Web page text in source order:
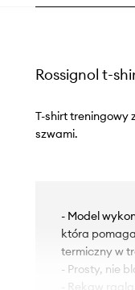
Rossignol t-
T-shirt treningowy
szwami.
- Model
która
termiczny w
- Prosty, nie
- Rękaw